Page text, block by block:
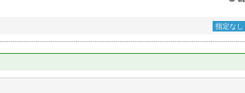
指定なし